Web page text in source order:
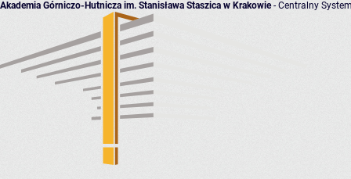
Akademia Górniczo-Hutnicza im. Stanisława Staszica w Krakowie- Centralny